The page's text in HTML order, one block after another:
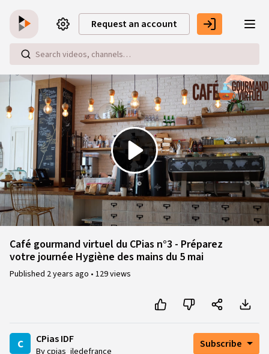
Request an account
Play
Video
Café gourmand virtuel du CPias n°3 - Préparez
votre journée Hygiène des mains du 5 mai
Published 2 years ago • 129 views
c CPias IDF
By cpias_iledefrance
Subscribe